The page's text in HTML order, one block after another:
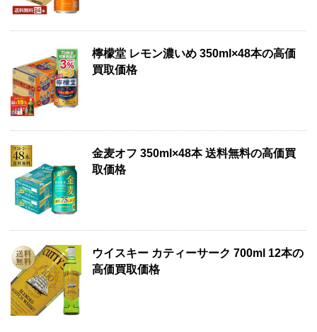
檸檬堂 レモン濃いめ 350ml×48本の高価
買取価格
金麦オフ 350ml×48本 送料無料の高価買
取価格
ウイスキー カティーサーク 700ml 12本の
高価買取価格